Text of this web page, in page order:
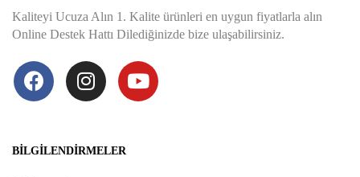
Kaliteyi Ucuza Alın 1. Kalite ürünleri en uygun fiyatlarla alın
Online Destek Hattı Dilediğinizde bize ulaşabilirsiniz.
BILGILENDIRMELER